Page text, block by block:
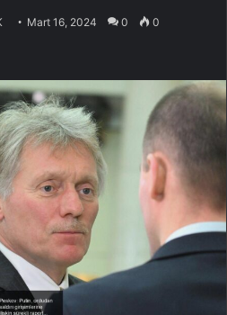
Mart 16, 2024 0 0